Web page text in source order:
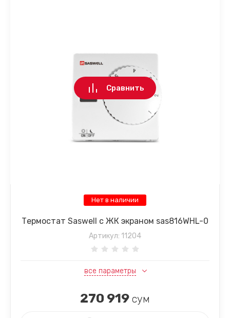
Нет в наличии
Термостат Saswell с ЖК экраном sas816WHL-0
Артикул: 11204
все параметры
Сравнить
270 919 сум